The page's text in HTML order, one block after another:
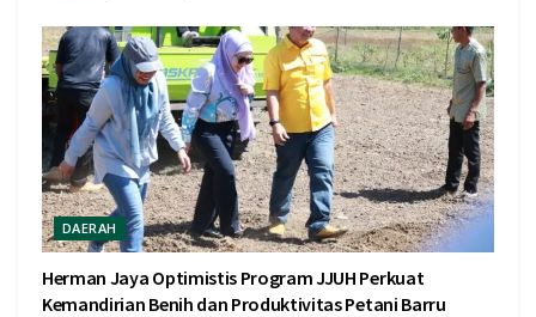
DAERAH
Herman Jaya Optimistis Program JJUH Perkuat
Kemandirian Benih dan Produktivitas Petani Barru